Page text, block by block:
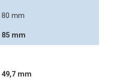
80 mm
85 mm
49,7 mm